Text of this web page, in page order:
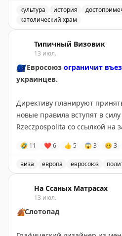
культура история
католический храм
Типичный Визовик
13 июл.
🇪🇺Евросоюз ограничит
украинцев.
Директиву планируют
новые правила вступят в
Rzeczpospolita со ссылкой
Для въезда и получения
потребуется подтверждение
отсрочки от мобилизации. По
изменения поддерживает
выступил Киев.
@tipical_vizovik
🤣 11 ❤ 6 👍 5 😱 3 🥴 3
виза европа евросоюз
На Ссаных Матрасах
13 июл.
🍂Слотопад